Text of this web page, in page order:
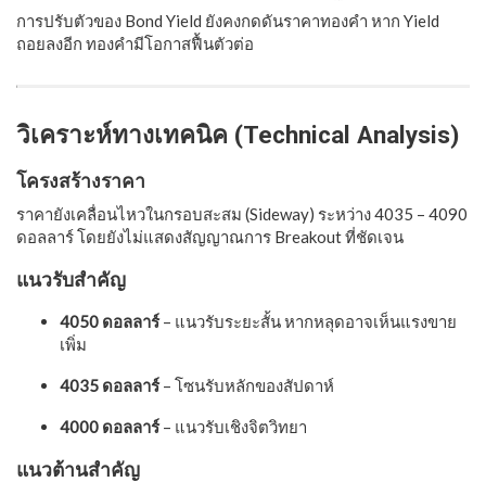
การปรับตัวของ Bond Yield ยังคงกดดันราคาทองคำ หาก Yield
ถอยลงอีก ทองคำมีโอกาสฟื้นตัวต่อ
วิเคราะห์ทางเทคนิค (Technical Analysis)
โครงสร้างราคา
ราคายังเคลื่อนไหวในกรอบสะสม (Sideway) ระหว่าง 4035 – 4090
ดอลลาร์ โดยยังไม่แสดงสัญญาณการ Breakout ที่ชัดเจน
แนวรับสำคัญ
4050 ดอลลาร์– แนวรับระยะสั้น หากหลุดอาจเห็นแรงขาย
เพิ่ม
4035 ดอลลาร์– โซนรับหลักของสัปดาห์
4000 ดอลลาร์– แนวรับเชิงจิตวิทยา
แนวต้านสำคัญ